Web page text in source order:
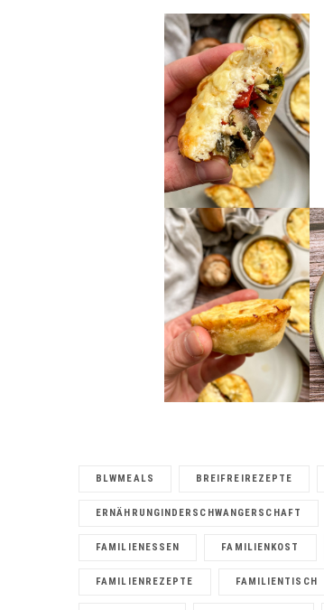
BLWMEALS BREIFREIREZEPTE
ERNÄHRUNGINDERSCHWANGERSCHAFT
FAMILIENESSEN FAMILIENKOST
FAMILIENREZEPTE FAMILIENTISCH